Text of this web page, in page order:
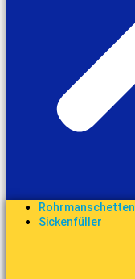
Rohrmanschetten
Sickenfüller